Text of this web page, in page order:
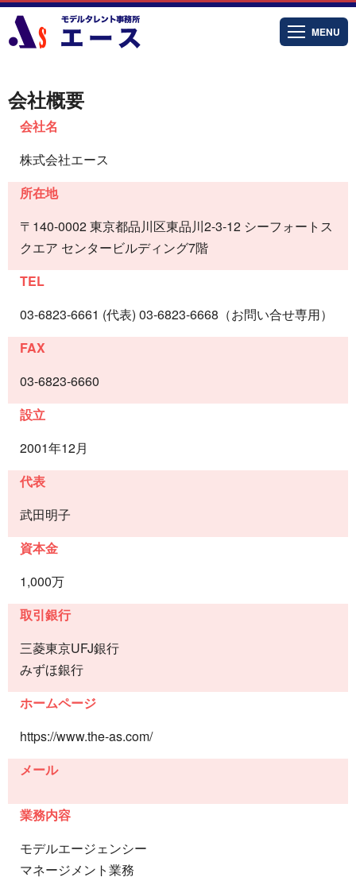
MENU
会社概要
会社名
株式会社エース
所在地
〒140-0002 東京都品川区東品川2-3-12 シーフォートス
クエア センタービルディング7階
TEL
03-6823-6661 (代表) 03-6823-6668（お問い合せ専用）
FAX
03-6823-6660
設立
2001年12月
代表
武田明子
資本金
1,000万
取引銀行
三菱東京UFJ銀行
みずほ銀行
ホームページ
https://www.the-as.com/
メール
業務内容
モデルエージェンシー
マネージメント業務